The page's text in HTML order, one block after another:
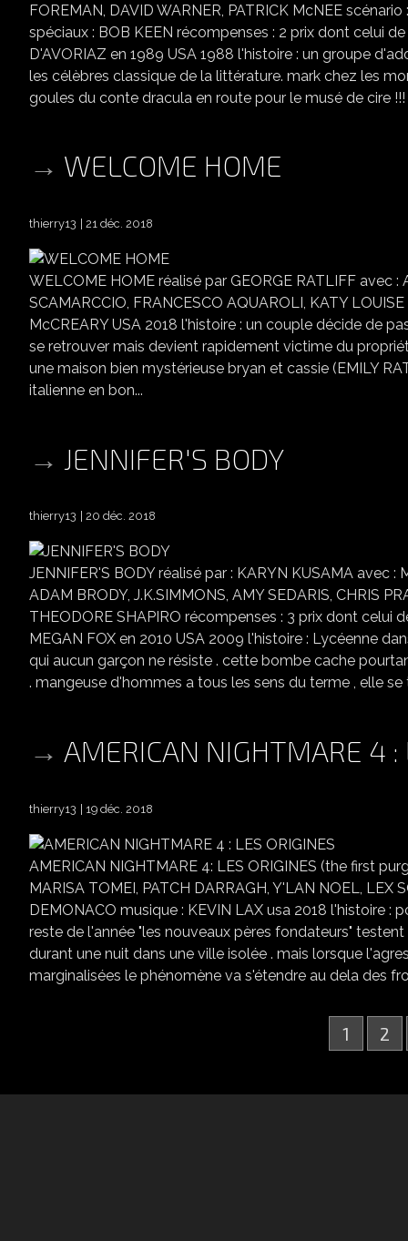
FOREMAN, DAVID WARNER, PATRICK McNEE
spéciaux : BOB KEEN récompenses : 2 prix dont celui
D'AVORIAZ en 1989 USA 1988 l'histoire : un groupe
les célèbres classique de la littérature. mark chez les
goules du conte dracula en route pour le musé de cire
WELCOME HOME
thierry13 21 déc. 2018
WELCOME HOME réalisé par GEORGE RATLIFF avec :
SCAMARCCIO, FRANCESCO AQUAROLI, KATY
McCREARY USA 2018 l'histoire : un couple décide de
se retrouver mais devient rapidement victime du propriétaire des
une maison bien mystérieuse bryan et cassie (EMILY
italienne en bon...
JENNIFER'S BODY
thierry13 20 déc. 2018
JENNIFER'S BODY réalisé par : KARYN KUSAMA avec :
ADAM BRODY, J.K.SIMMONS, AMY SEDARIS, CHRIS
THEODORE SHAPIRO récompenses : 3 prix dont celui
MEGAN FOX en 2010 USA 2009 l'histoire : Lycéenne
qui aucun garçon ne résiste . cette bombe cache
. mangeuse d'hommes a tous les sens du terme , elle se
AMERICAN NIGHTMARE 4 :
thierry13 19 déc. 2018
AMERICAN NIGHTMARE 4: LES ORIGINES (the first
MARISA TOMEI, PATCH DARRAGH, Y'LAN NOEL, LEX
DEMONACO musique : KEVIN LAX usa 2018 l'histoire :
reste de l'année "les nouveaux pères fondateurs"
durant une nuit dans une ville isolée . mais lorsque
marginalisées le phénomène va s'étendre au dela des
1 2